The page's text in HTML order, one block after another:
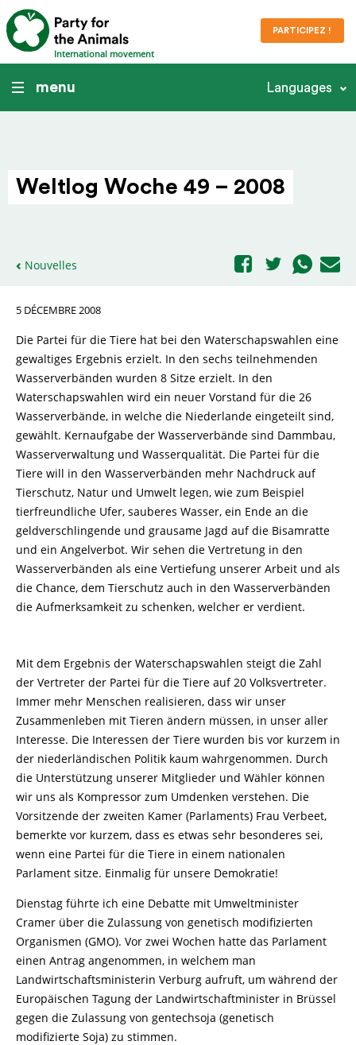
International movement
PARTICIPEZ !
menu Languages
Weltlog Woche 49 – 2008
Nouvelles
5 DÉCEMBRE 2008
Die Partei für die Tiere hat bei den Waterschapswahlen eine
gewaltiges Ergebnis erzielt. In den sechs teilnehmenden
Wasserverbänden wurden 8 Sitze erzielt. In den
Waterschapswahlen wird ein neuer Vorstand für die 26
Wasserverbände, in welche die Niederlande eingeteilt sind,
gewählt. Kernaufgabe der Wasserverbände sind Dammbau,
Wasserverwaltung und Wasserqualität. Die Partei für die
Tiere will in den Wasserverbänden mehr Nachdruck auf
Tierschutz, Natur und Umwelt legen, wie zum Beispiel
tierfreundliche Ufer, sauberes Wasser, ein Ende an die
geldverschlingende und grausame Jagd auf die Bisamratte
und ein Angelverbot. Wir sehen die Vertretung in den
Wasserverbänden als eine Vertiefung unserer Arbeit und als
die Chance, dem Tierschutz auch in den Wasserverbänden
die Aufmerksamkeit zu schenken, welcher er verdient.
Mit dem Ergebnis der Waterschapswahlen steigt die Zahl
der Vertreter der Partei für die Tiere auf 20 Volksvertreter.
Immer mehr Menschen realisieren, dass wir unser
Zusammenleben mit Tieren ändern müssen, in unser aller
Interesse. Die Interessen der Tiere wurden bis vor kurzem in
der niederländischen Politik kaum wahrgenommen. Durch
die Unterstützung unserer Mitglieder und Wähler können
wir uns als Kompressor zum Umdenken verstehen. Die
Vorsitzende der zweiten Kamer (Parlaments) Frau Verbeet,
bemerkte vor kurzem, dass es etwas sehr besonderes sei,
wenn eine Partei für die Tiere in einem nationalen
Parlament sitze. Einmalig für unsere Demokratie!
Dienstag führte ich eine Debatte mit Umweltminister
Cramer über die Zulassung von genetisch modifizierten
Organismen (GMO). Vor zwei Wochen hatte das Parlament
einen Antrag angenommen, in welchem man
Landwirtschaftsministerin Verburg aufruft, um während der
Europäischen Tagung der Landwirtschaftminister in Brüssel
gegen die Zulassung von gentechsoja (genetisch
modifizierte Soja) zu stimmen.